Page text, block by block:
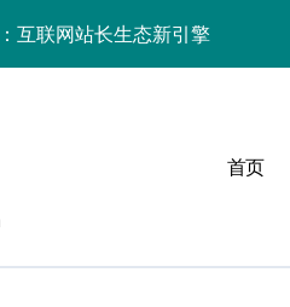
互联网站长生态新引擎
排：释放服务器极致效能
动：平台生态创业实战指南
驱动技术创新新生态
发视角下的平台创业与运营实战
首页